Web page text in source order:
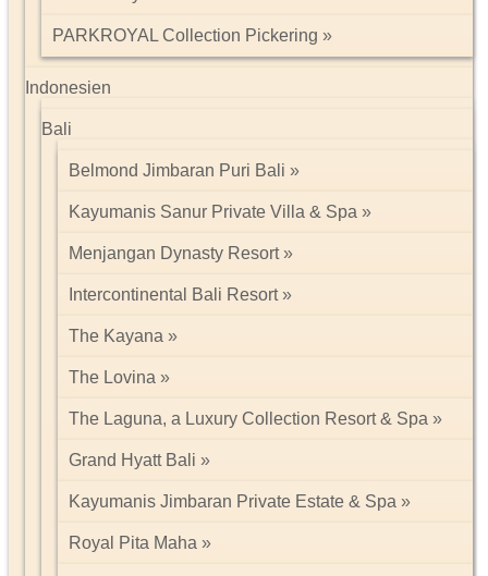
PARKROYAL Collection Pickering
Indonesien
Bali
Belmond Jimbaran Puri Bali
Kayumanis Sanur Private Villa & Spa
Menjangan Dynasty Resort
Intercontinental Bali Resort
The Kayana
The Lovina
The Laguna, a Luxury Collection Resort & Spa
Grand Hyatt Bali
Kayumanis Jimbaran Private Estate & Spa
Royal Pita Maha